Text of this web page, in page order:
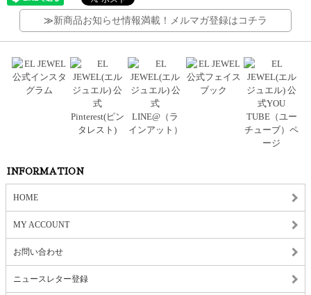
≫新商品お知らせ情報満載！メルマガ登録はコチラ
INFORMATION
HOME
MY ACCOUNT
お問い合わせ
ニュースレター登録